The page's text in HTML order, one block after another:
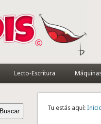
Lecto-Escritura
Tu estás aquí:
Buscar